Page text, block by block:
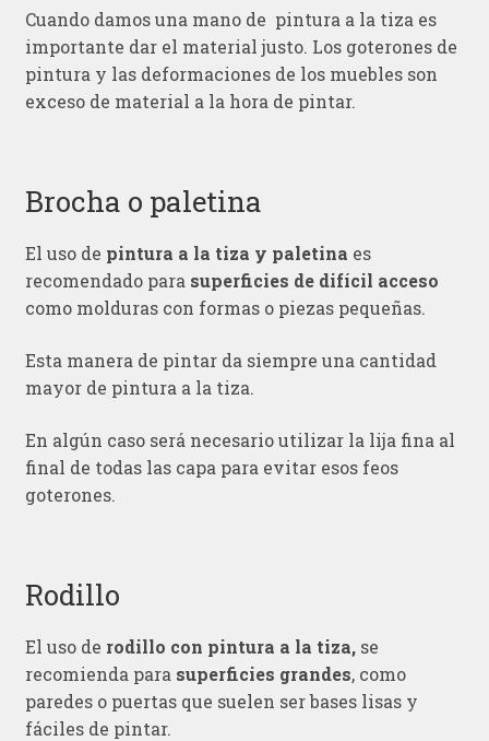
Cuando damos una mano de pintura a la tiza es
importante dar el material justo. Los goterones de
pintura y las deformaciones de los muebles son
exceso de material a la hora de pintar.
Brocha o paletina
El uso de pintura a la tiza y paletina es
recomendado para superficies de difícil acceso
como molduras con formas o piezas pequeñas.
Esta manera de pintar da siempre una cantidad
mayor de pintura a la tiza.
En algún caso será necesario utilizar la lija fina al
final de todas las capa para evitar esos feos
goterones.
Rodillo
El uso de rodillo con pintura a la tiza,se
recomienda para superficies grandes, como
paredes o puertas que suelen ser bases lisas y
fáciles de pintar.